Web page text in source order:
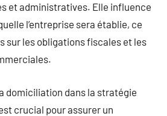
et administratives. Elle influence
l’entreprise sera établie, ce
sur les obligations fiscales et les
domiciliation dans la stratégie
crucial pour assurer un